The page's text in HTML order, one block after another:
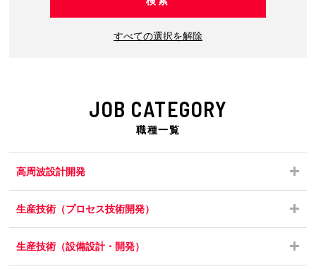
すべての選択を解除
JOB CATEGORY
職種一覧
高周波設計開発
生産技術（プロセス技術開発）
生産技術（設備設計・開発）